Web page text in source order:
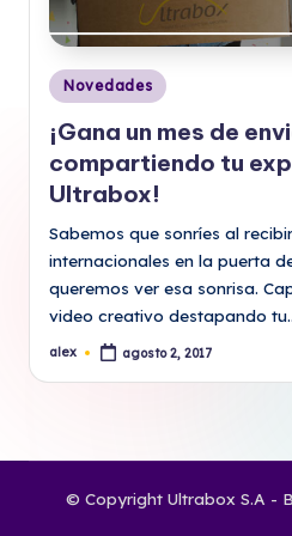
Publicado
en
Novedades
¡Gana un mes de
compartiendo tu
Ultrabox!
Sabemos que sonríes al
internacionales en la puerta
queremos ver esa sonrisa.
video creativo destapando
Publicado
alex agosto 2, 2017
© Copyright Ultrabox S.A -